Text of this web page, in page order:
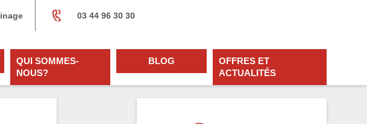
03 44 96 30 30
QUI SOMMES-
NOUS?
BLOG
OFFRES ET
ACTUALITÉS